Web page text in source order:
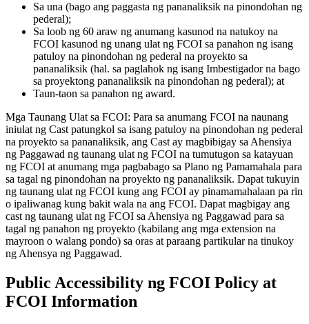
Sa una (bago ang paggasta ng pananaliksik na pinondohan ng
pederal);
Sa loob ng 60 araw ng anumang kasunod na natukoy na
FCOI kasunod ng unang ulat ng FCOI sa panahon ng isang
patuloy na pinondohan ng pederal na proyekto sa
pananaliksik (hal. sa paglahok ng isang Imbestigador na bago
sa proyektong pananaliksik na pinondohan ng pederal); at
Taun-taon sa panahon ng award.
Mga Taunang Ulat sa FCOI: Para sa anumang FCOI na naunang
iniulat ng Cast patungkol sa isang patuloy na pinondohan ng pederal
na proyekto sa pananaliksik, ang Cast ay magbibigay sa Ahensiya
ng Paggawad ng taunang ulat ng FCOI na tumutugon sa katayuan
ng FCOI at anumang mga pagbabago sa Plano ng Pamamahala para
sa tagal ng pinondohan na proyekto ng pananaliksik. Dapat tukuyin
ng taunang ulat ng FCOI kung ang FCOI ay pinamamahalaan pa rin
o ipaliwanag kung bakit wala na ang FCOI. Dapat magbigay ang
cast ng taunang ulat ng FCOI sa Ahensiya ng Paggawad para sa
tagal ng panahon ng proyekto (kabilang ang mga extension na
mayroon o walang pondo) sa oras at paraang partikular na tinukoy
ng Ahensya ng Paggawad.
Public Accessibility ng FCOI Policy at
FCOI Information